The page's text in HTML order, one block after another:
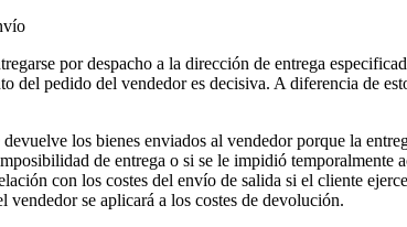
por despacho a la dirección de entrega
del pedido del vendedor es decisiva. A diferencia de
los bienes enviados al vendedor porque la
de entrega o si se le impidió
con los costes del envío de salida si el cliente
vendedor se aplicará a los costes de devolución.